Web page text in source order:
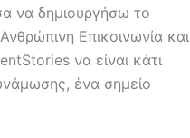
να δημιουργήσω το
Επικοινωνία και
να είναι κάτι
ένα σημείο